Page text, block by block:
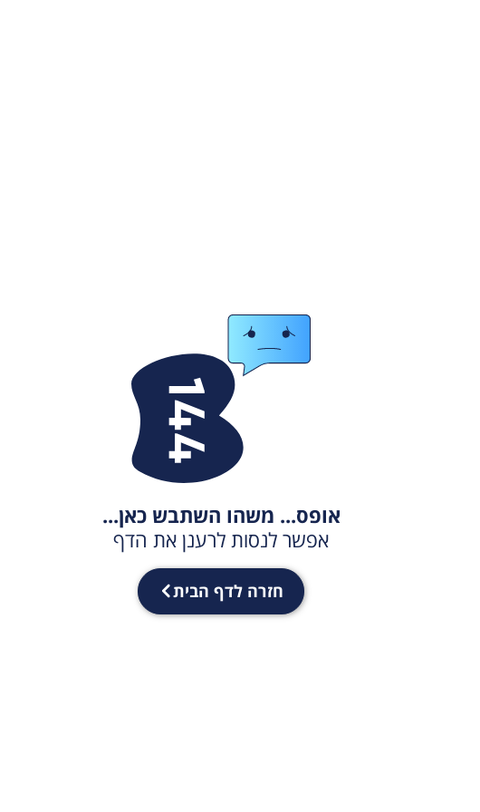
אופס... משהו השתבש כאן...
אפשר לנסות לרענן את הדף
חזרה לדף הבית